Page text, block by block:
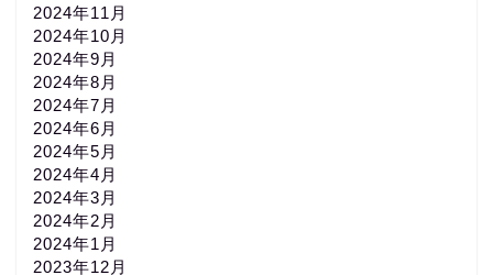
2024年11月
2024年10月
2024年9月
2024年8月
2024年7月
2024年6月
2024年5月
2024年4月
2024年3月
2024年2月
2024年1月
2023年12月